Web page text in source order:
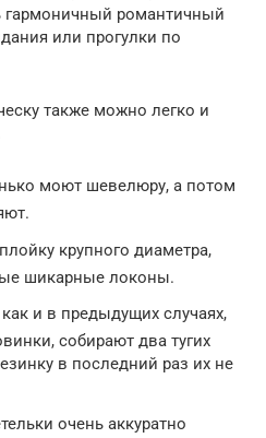
гармоничный романтичный
или прогулки по
также можно легко и
моют шевелюру, а потом
крупного диаметра,
шикарные локоны.
и в предыдущих случаях,
собирают два тугих
в последний раз их не
очень аккуратно